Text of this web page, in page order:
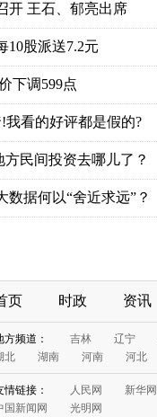
开 王石、郁亮出席
10股派送7.2元
下调599点
看的好评都是假的?
民间投资去哪儿了？
数据何以“舍近求远”？
页 时政 资讯
方频道： 吉林 辽宁
北
湖南 河南 河北
情链接： 人民网 新华网
国新闻网
光明网